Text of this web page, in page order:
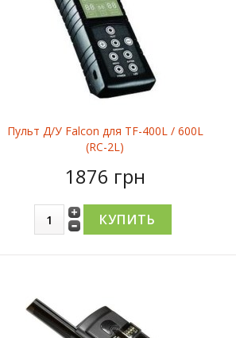
Пульт Д/У Falcon для TF-400L / 600L
(RC-2L)
1876 грн